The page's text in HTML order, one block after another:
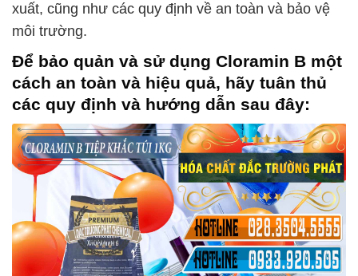
xuất, cũng như các quy định về an toàn và bảo vệ
môi trường.
Để bảo quản và sử dụng Cloramin B một
cách an toàn và hiệu quả, hãy tuân thủ
các quy định và hướng dẫn sau đây: